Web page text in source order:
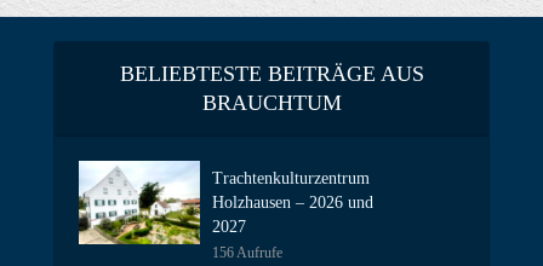
BELIEBTESTE BEITRÄGE AUS
BRAUCHTUM
Trachtenkulturzentrum
Holzhausen – 2026 und
2027
156 Aufrufe